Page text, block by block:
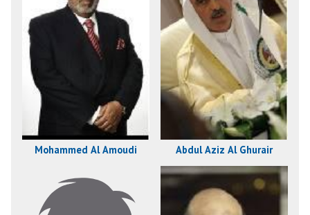
Mohammed Al Amoudi Abdul Aziz Al Ghurair